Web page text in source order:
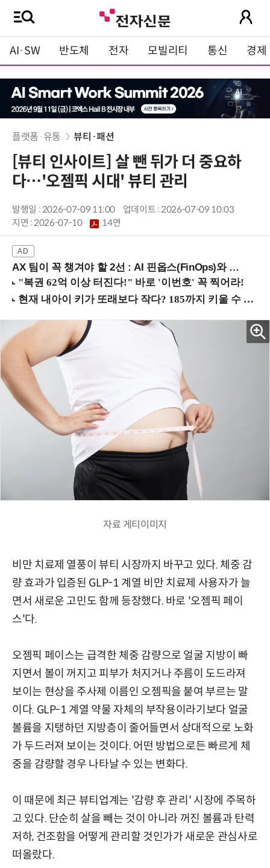
AI·SW 반도체 전자 모빌리티 통신 경제
플랫폼·유통 뷰티·패션
[뷰티 인사이트] 살 뺀 뒤가 더 중요하
다…'오젬픽 시대' 뷰티 관리
발행일 : 2026-07-09 11:00
업데이트 : 2026-07-09 10:03
지면 :2026-07-10 14면
AX 팀이 꼭 챙겨야 할 2선 : AI 핀옵스(FinOps)와 토큰 거버넌스 (8/21 잠실역)
자료 게티이미지
비만 치료제 열풍이 뷰티 시장까지 바꾸고 있다. 체중 감
량 효과가 입증된 GLP-1 계열 비만 치료제 사용자가 늘
면서 새로운 고민도 함께 등장했다. 바로 '오젬픽 페이
스'다.
오젬픽 페이스는 급격한 체중 감량으로 얼굴 지방이 빠
지면서 볼이 꺼지고 피부가 처지거나 주름이 도드라져
보이는 현상을 주사제 이름인 오젬픽을 붙여 부르는 말
이다. GLP-1 계열 약물 자체의 부작용이라기보다 얼굴
볼륨을 지탱하던 지방층이 줄어들면서 상대적으로 노화
가 두드러져 보이는 것이다. 어떤 방법으로든 빠르게 체
중을 감량할 경우 나타날 수 있는 변화다.
이 때문에 최근 뷰티업계는 '감량 후 관리' 시장에 주목하
고 있다. 단순히 살을 빼는 것이 아니라 꺼진 볼륨과 탄력
저하, 건조함을 어떻게 관리할 것인가가 새로운 관심사로
떠올랐다.